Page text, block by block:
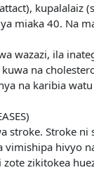
kupalalaiz
miaka 40. Na
wazazi, ila
na
na karibia
stroke. Stroke
hivyo
zikitokea